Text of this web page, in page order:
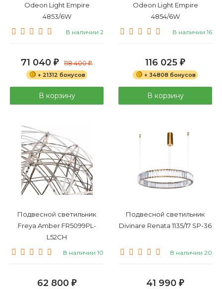
Odeon Light Empire
4853/6W
В наличии 2
71 040 ₽ 118 400₽
+ 21312 бонусов
В корзину
Odeon Light Empire
4854/6W
В наличии 16
116 025 ₽
+ 34808 бонусов
В корзину
Подвесной светильник
Freya Amber FR5099PL-
L52CH
В наличии 10
62 800 ₽
Подвесной светильник
Divinare Renata 1135/17 SP-36
В наличии 20
41 990 ₽